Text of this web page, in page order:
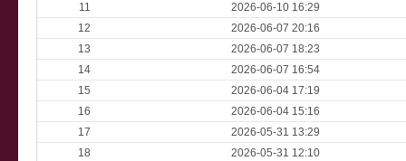
11
2026-06-10 16:29
12
2026-06-07 20:16
13
2026-06-07 18:23
14
2026-06-07 16:54
15
2026-06-04 17:19
16
2026-06-04 15:16
17
2026-05-31 13:29
18
2026-05-31 12:10